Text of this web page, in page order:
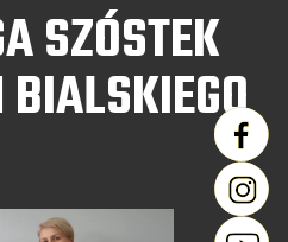
SZÓSTEK